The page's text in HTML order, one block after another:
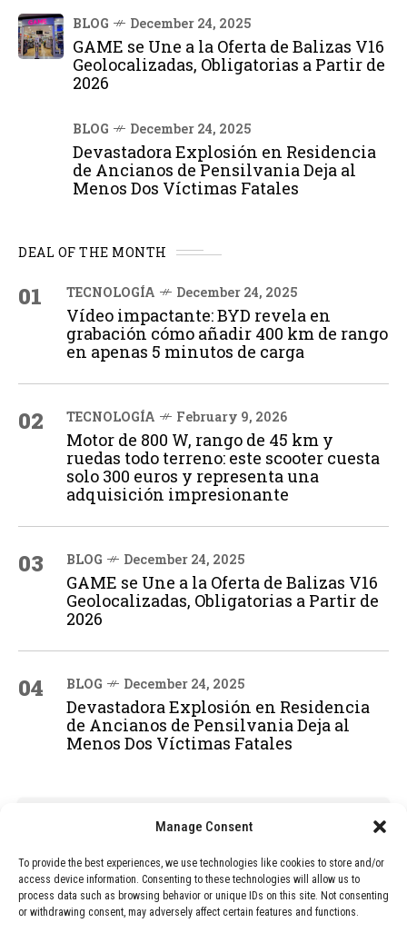
Manage Consent
To provide the best experiences, we use technologies like cookies to store and/or
access device information. Consenting to these technologies will allow us to
process data such as browsing behavior or unique IDs on this site. Not consenting
or withdrawing consent, may adversely affect certain features and functions.
BLOG December 24, 2025
GAME se Une a la Oferta de Balizas V16
Geolocalizadas, Obligatorias a Partir de
2026
BLOG December 24, 2025
Devastadora Explosión en Residencia
de Ancianos de Pensilvania Deja al
Menos Dos Víctimas Fatales
DEAL OF THE MONTH
01 TECNOLOGÍA December 24, 2025
Vídeo impactante: BYD revela en
grabación cómo añadir 400 km de rango
en apenas 5 minutos de carga
02 TECNOLOGÍA February 9, 2026
Motor de 800 W, rango de 45 km y
ruedas todo terreno: este scooter cuesta
solo 300 euros y representa una
adquisición impresionante
03 BLOG December 24, 2025
GAME se Une a la Oferta de Balizas V16
Geolocalizadas, Obligatorias a Partir de
2026
04 BLOG December 24, 2025
Devastadora Explosión en Residencia
de Ancianos de Pensilvania Deja al
Menos Dos Víctimas Fatales